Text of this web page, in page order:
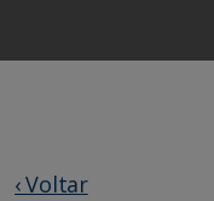
‹ Voltar